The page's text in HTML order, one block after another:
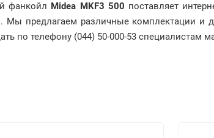
фанкойл Midea MKF3 500 поставляет
Мы предлагаем различные комплектации и
по телефону (044) 50-000-53 специалистам